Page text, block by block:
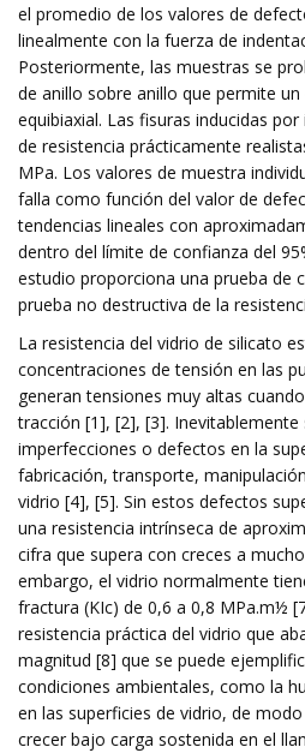
el promedio de los valores de
linealmente con la fuerza de
Posteriormente, las muestras se
de anillo sobre anillo que permite
equibiaxial. Las fisuras inducidas
de resistencia prácticamente
MPa. Los valores de muestra
falla como función del valor de
tendencias lineales con
dentro del límite de confianza del
estudio proporciona una prueba de
prueba no destructiva de la
La resistencia del vidrio de silicato
concentraciones de tensión en las
generan tensiones muy altas
tracción [1], [2], [3].
imperfecciones o defectos en la
fabricación, transporte,
vidrio [4], [5]. Sin estos defectos
una resistencia intrínseca de
cifra que supera con creces a
embargo, el vidrio normalmente
fractura (KIc) de 0,6 a 0,8 MPa.m½
resistencia práctica del vidrio que
magnitud [8] que se puede
condiciones ambientales, como la
en las superficies de vidrio, de
crecer bajo carga sostenida en el